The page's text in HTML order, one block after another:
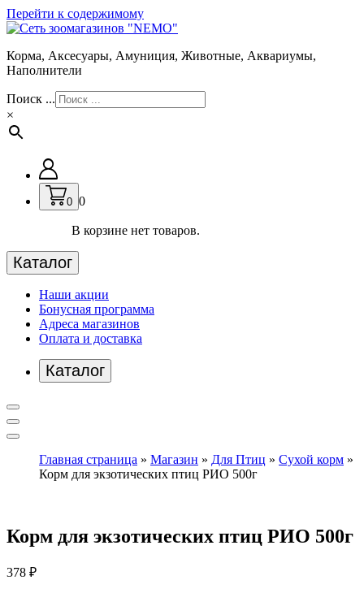
Перейти к содержимому
Корма, Аксесуары, Амуниция, Животные, Аквариумы,
Наполнители
Поиск ...
×
0 0
В корзине нет товаров.
Каталог
Наши акции
Бонусная программа
Адреса магазинов
Оплата и доставка
Каталог
Главная страница » Магазин » Для Птиц » Сухой корм »
Корм для экзотических птиц РИО 500г
Корм для экзотических птиц РИО 500г
378 ₽